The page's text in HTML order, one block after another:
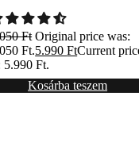
Ft Original price was:
Ft.5.990FtCurrent
5.990 Ft.
Kosárba teszem